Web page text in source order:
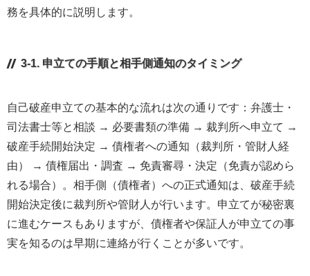
務を具体的に説明します。
3-1. 申立ての手順と相手側通知のタイミング
自己破産申立ての基本的な流れは次の通りです：弁護士・
司法書士等と相談 → 必要書類の準備 → 裁判所へ申立て →
破産手続開始決定 → 債権者への通知（裁判所・管財人経
由） → 債権届出・調査 → 免責審尋・決定（免責が認めら
れる場合）。相手側（債権者）への正式通知は、破産手続
開始決定後に裁判所や管財人が行います。申立てが秘密裏
に進むケースもありますが、債権者や保証人が申立ての事
実を知るのは早期に連絡が行くことが多いです。